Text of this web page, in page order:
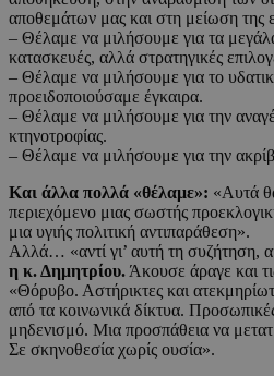
αποθεμάτων μας και στη μείωση της
– Θέλαμε να μιλήσουμε για τα
κατασκευές, αλλά στρατηγικές
– Θέλαμε να μιλήσουμε για το
προειδοποιούσαμε έγκαιρα.
– Θέλαμε να μιλήσουμε για την
κτηνοτροφίας.
– Θέλαμε να μιλήσουμε για την
Και άλλα πολλά «θέλαμε»: «Αυτά
περιεχόμενο μιας σωστής
μια υγιής πολιτική αντιπαράθεση».
Αλλά… «αντί γι’ αυτή τη συζήτηση,
η κ. Δημητρίου. Άκουσε άραγε και
«Θόρυβο. Αστήρικτες και
από τα κοινωνικά δίκτυα.
μηδενισμό. Μια προσπάθεια να
Σε σκηνοθεσία χωρίς ουσία».